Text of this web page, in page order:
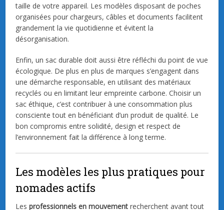
taille de votre appareil. Les modèles disposant de poches
organisées pour chargeurs, câbles et documents facilitent
grandement la vie quotidienne et évitent la
désorganisation.
Enfin, un sac durable doit aussi être réfléchi du point de vue
écologique. De plus en plus de marques s’engagent dans
une démarche responsable, en utilisant des matériaux
recyclés ou en limitant leur empreinte carbone. Choisir un
sac éthique, c’est contribuer à une consommation plus
consciente tout en bénéficiant d’un produit de qualité. Le
bon compromis entre solidité, design et respect de
l’environnement fait la différence à long terme.
Les modèles les plus pratiques pour
nomades actifs
Lesprofessionnels en mouvement recherchent avant tout